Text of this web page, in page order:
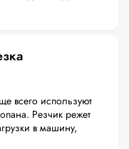
всего используют
Резчик режет
в машину,